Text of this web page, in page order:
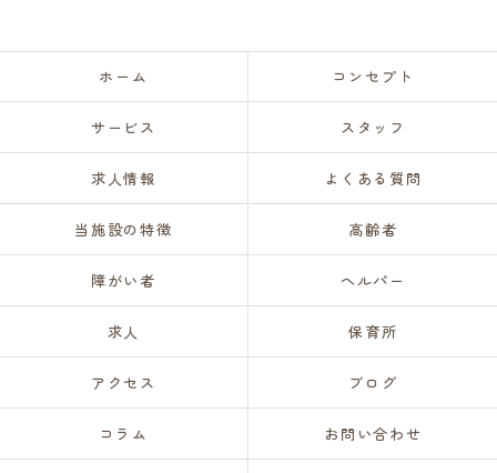
ホーム コンセプト
サービス スタッフ
求人情報 よくある質問
当施設の特徴 高齢者
障がい者 ヘルパー
求人 保育所
アクセス ブログ
コラム お問い合わせ